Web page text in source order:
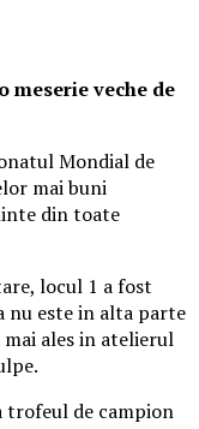
meserie veche de
Mondial de
mai buni
din toate
locul 1 a fost
nu este in alta parte
ales in atelierul
trofeul de campion